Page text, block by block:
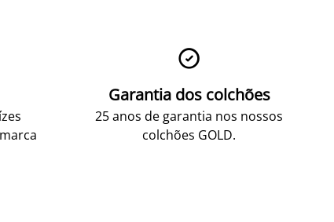

Garantia dos colchões
25 anos de garantia nos nossos
colchões GOLD.